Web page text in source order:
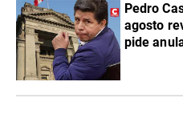
Pedro
agosto
pide